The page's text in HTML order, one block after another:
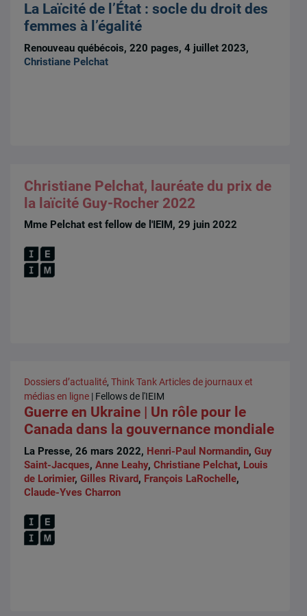
La Laïcité de l’État : socle du droit des
femmes à l’égalité
Renouveau québécois, 220 pages, 4 juillet 2023,
Christiane Pelchat
Christiane Pelchat, lauréate du prix de
la laïcité Guy-Rocher 2022
Mme Pelchat est fellow de l'IEIM, 29 juin 2022
Dossiers d’actualité,Think TankArticles de journaux et
médias en ligne | Fellows de l'IEIM
Guerre en Ukraine | Un rôle pour le
Canada dans la gouvernance mondiale
La Presse, 26 mars 2022, Henri-Paul Normandin,Guy
Saint-Jacques,Anne Leahy,Christiane Pelchat, Louis
de Lorimier,Gilles Rivard, François LaRochelle,
Claude-Yves Charron